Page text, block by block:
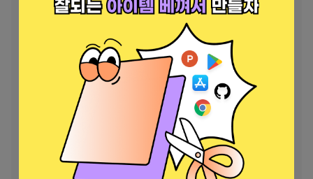
을 조정하세요.
- 시계를 사용하여 Al Quran Sharif에 빠르게 액세스하세요.
- Wear OS 덕분에 좋아하는 낭독자의 노래를 손목에서 바로 들어보세
Al Quran Kareem에는 포괄적인 검색 기능도 포함되어 있어 기도 시간
에 맞는 특정 암송자, 구절 또는 주제를 빠르고 쉽게 찾을 수 있습니다. 좋
아하는 구절을 북마크에 추가하고 소셜 미디어에서 친구 및 가족과 공유
할 수 있습니다.
MP3 Quran Explorer를 사용하면 원하는 속도와 편리하게 Al Quran
Kareem을 읽고 들을 수 있습니다. 초보자이든 고급이든 MP3 Quran
Pro는 당신을 위한 무언가를 제공합니다. Al Quran Kareem은 꾸란과